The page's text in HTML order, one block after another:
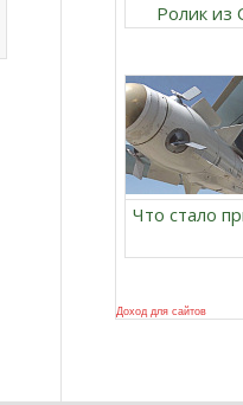
Ролик из
Что стало
Доход для сайтов